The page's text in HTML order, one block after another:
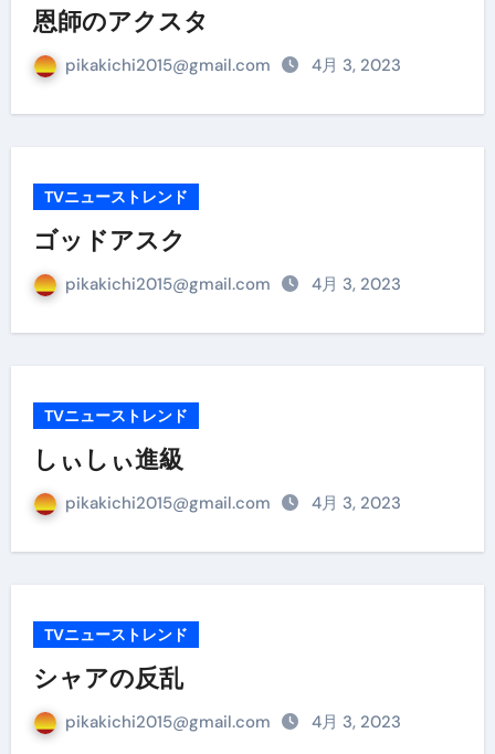
恩師のアクスタ
pikakichi2015@gmail.com 4月 3, 2023
TVニューストレンド
ゴッドアスク
pikakichi2015@gmail.com 4月 3, 2023
TVニューストレンド
しぃしぃ進級
pikakichi2015@gmail.com 4月 3, 2023
TVニューストレンド
シャアの反乱
pikakichi2015@gmail.com 4月 3, 2023